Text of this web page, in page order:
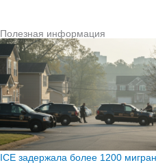
Полезная информация
ICE задержала более 1200